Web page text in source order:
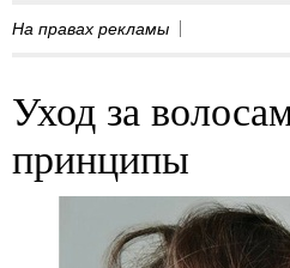
На правах рекламы
Уход за
принципы